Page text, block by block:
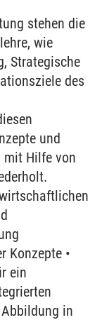
stehen die
wie
Strategische
des
und
mit Hilfe von
Konzepte •
ein
in